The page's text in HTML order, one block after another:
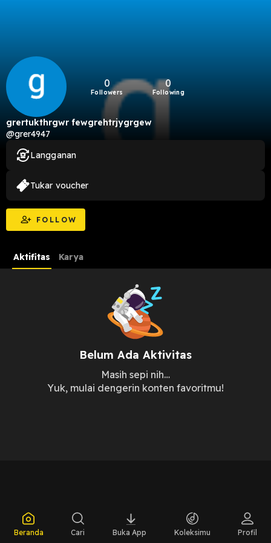
0
Followers
0
Following
grertukthrgwr fewgrehtrjygrgew
@grer4947
FOLLOW
Langganan
Tukar voucher
Aktifitas Karya
Belum Ada Aktivitas
Masih sepi nih…
Yuk, mulai dengerin konten favoritmu!
Beranda Cari Buka App Koleksimu Profil